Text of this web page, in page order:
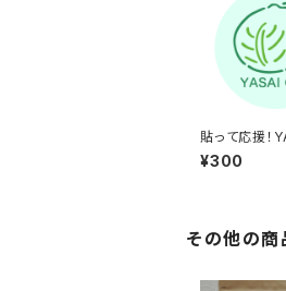
貼って応援！
ステッカー（グ
¥300
その他の商